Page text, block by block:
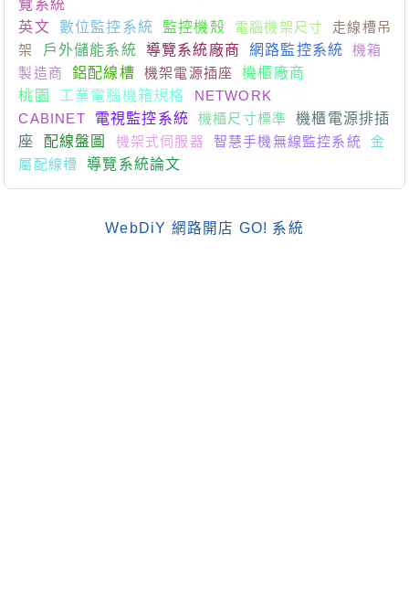
覽系統
英文
數位監控系統 監控機殼 電腦機架尺寸
走線槽吊
架
戶外儲能系統 導覽系統廠商 網路監控系統
機箱
製造商
鋁配線槽 機架電源插座
機櫃廠商
桃園
工業電腦機箱規格
NETWORK
CABINET
電視監控系統 機櫃尺寸標準
機櫃電源排插
座
配線盤圖 機架式伺服器 智慧手機無線監控系統
金
屬配線槽
導覽系統論文
WebDiY 網路開店 GO! 系統